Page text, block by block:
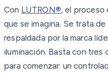
Con LUTRON®, el proceso
que se imagina. Se trata
respaldada por la marca
iluminación. Basta con
para comenzar: un